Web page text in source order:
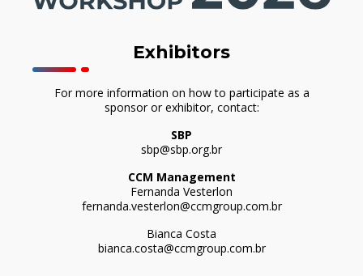
Exhibitors
For more information on how to participate as a
sponsor or exhibitor, contact:
SBP
sbp@sbp.org.br
CCM Management
Fernanda Vesterlon
fernanda.vesterlon@ccmgroup.com.br
Bianca Costa
bianca.costa@ccmgroup.com.br